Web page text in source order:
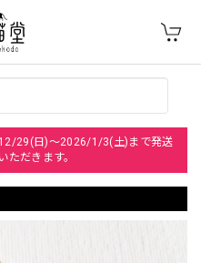
29(日)～2026/1/3(土)まで発送
ただきます。